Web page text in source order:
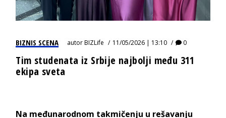
BIZNIS SCENA autorBIZLife 11/05/2026 | 13:10 0
Tim studenata iz Srbije najbolji među 311
ekipa sveta
Na međunarodnom takmičenju u rešavanju